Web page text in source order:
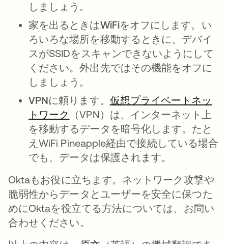
しましょう。
家を出るときはWiFiをオフにします。 い
ろいろな場所を移動するときに、デバイ
スがSSIDをスキャンできないようにして
ください。外出先ではその機能をオフに
しましょう。
VPNに頼ります。 仮想プライベートネッ
トワーク
新しいタブで開く
（VPN）は、インターネット上
を移動するデータを暗号化します。たと
えWiFi Pineapple経由で接続している場合
でも、データは保護されます。
Oktaもお役に立ちます。ネットワーク攻撃や
脆弱性からデータとユーザーを安全に保つた
めにOktaを役立てる方法については、お問い
合わせください。